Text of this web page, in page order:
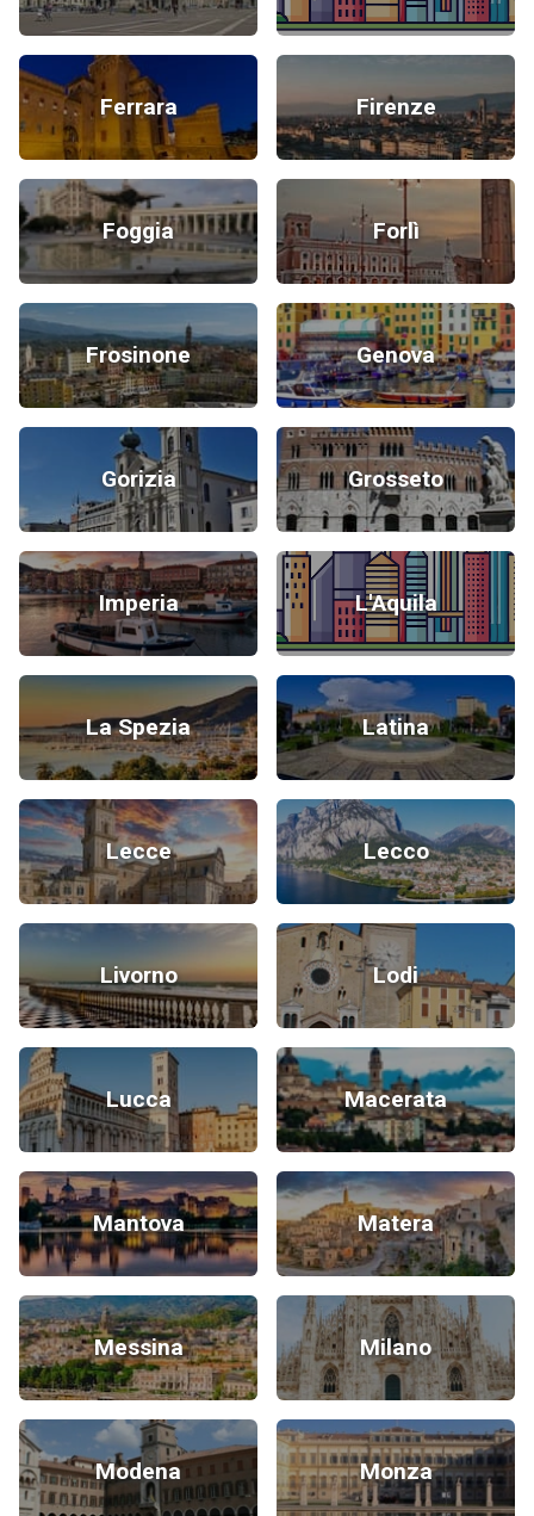
Ferrara Firenze
Foggia Forlì
Frosinone Genova
Gorizia Grosseto
Imperia L'Aquila
La Spezia Latina
Lecce Lecco
Livorno Lodi
Lucca Macerata
Mantova Matera
Messina Milano
Modena Monza